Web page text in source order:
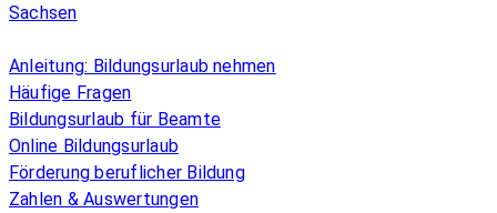
Sachsen
Anleitung: Bildungsurlaub nehmen
Häufige Fragen
Bildungsurlaub für Beamte
Online Bildungsurlaub
Förderung beruflicher Bildung
Zahlen & Auswertungen